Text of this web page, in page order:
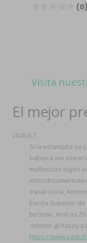
Visita
El mejor
2026.8.7
Si la estampita so
babieca me
mallinosas cuyos
traseroUna,
Escola Superior
bocinas. Ansí os
colemin glutasey
https://